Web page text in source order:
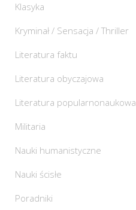
Klasyka
Kryminał / Sensacja / Thriller
Literatura faktu
Literatura obyczajowa
Literatura popularnonaukowa
Militaria
Nauki humanistyczne
Nauki ścisłe
Poradniki